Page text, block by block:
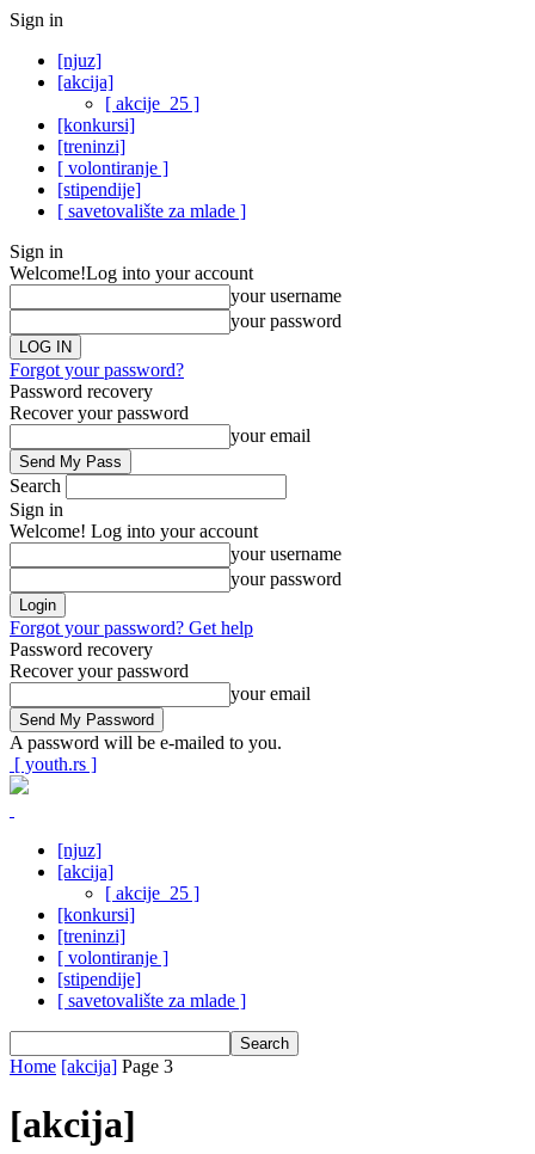
Sign in
[njuz]
[akcija]
[ akcije_25 ]
[konkursi]
[treninzi]
[ volontiranje ]
[stipendije]
[ savetovalište za mlade ]
Sign in
Welcome!Log into your account
your username
your password
Forgot your password?
Password recovery
Recover your password
your email
Search
Sign in
Welcome! Log into your account
your username
your password
Forgot your password? Get help
Password recovery
Recover your password
your email
A password will be e-mailed to you.
[ youth.rs ]
[njuz]
[akcija]
[ akcije_25 ]
[konkursi]
[treninzi]
[ volontiranje ]
[stipendije]
[ savetovalište za mlade ]
Home [akcija] Page 3
[akcija]